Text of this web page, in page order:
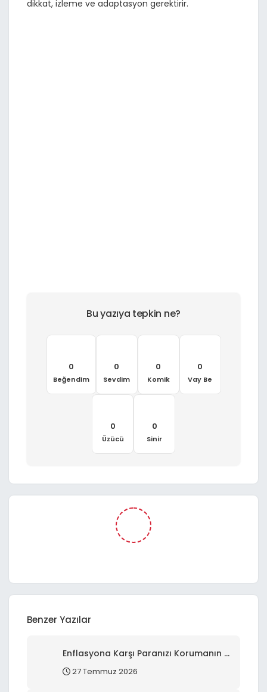
dikkat, izleme ve adaptasyon gerektirir.
Bu yazıya tepkin ne?
0
Beğendim
0
Sevdim
0
Komik
0
Vay Be
0
Üzücü
0
Sinir
Benzer Yazılar
Enflasyona Karşı Paranızı Korumanın 6
Akıllı Yolu: Finansal Direnç ve Büyüme
Stratejileri
27 Temmuz 2026